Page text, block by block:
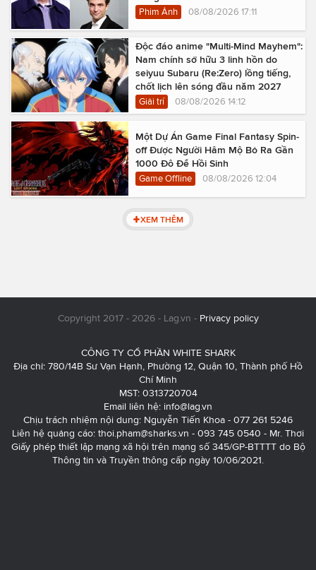
Phim Ảnh 08/08/2026 17:11
Độc đáo anime "Multi-Mind Mayhem":
Nam chính sở hữu 3 linh hồn do
seiyuu Subaru (Re:Zero) lồng tiếng,
chốt lịch lên sóng đầu năm 2027
Giải trí 08/08/2026 14:12
Một Dự Án Game Final Fantasy Spin-
off Được Người Hâm Mộ Bỏ Ra Gần
1000 Đô Để Hồi Sinh
Game Offline 08/08/2026 12:04
XEM THÊM
Copyright 2017 - 2026 - Lag.vn - Privacy policy
CÔNG TY CỔ PHẦN WHITE SHARK
Địa chỉ: 780/14B Sư Vạn Hạnh, Phường 12, Quận 10, Thành phố Hồ
Chí Minh
MST: 0313720704
Email liên hệ: info@lag.vn
Chịu trách nhiệm nội dung: Nguyễn Tiến Khoa - 077 261 5246
Liên hệ quảng cáo: thoi.pham@sharks.vn - 093 745 0540 - Mr. Thơi
Giấy phép thiết lập mạng xã hội trên mạng số 345/GP-BTTTT do Bộ
Thông tin và Truyền thông cấp ngày 10/06/2021.